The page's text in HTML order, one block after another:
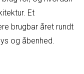
Et
brugbar året rundt
og åbenhed.